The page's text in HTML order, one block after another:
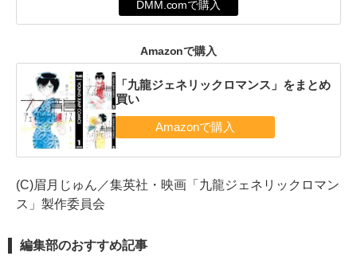
DMM.comで購入
Amazonで購入
「九龍ジェネリックロマンス」をまとめ
買い
(C)眉月じゅん／集英社・映画「九龍ジェネリックロマン
ス」製作委員会
編集部のおすすめ記事